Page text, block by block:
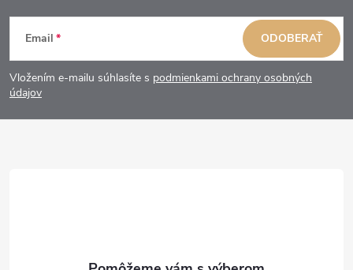
Z
á
p
Email
Vložením e-mailu súhlasíte s podmienkami ochrany osobných
údajov
ODOBERAŤ